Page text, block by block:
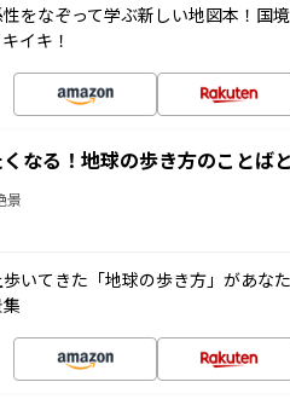
をなぞって学ぶ新しい地図本！国
イキ！
なる！地球の歩き方のことば
景
いてきた「地球の歩き方」があな